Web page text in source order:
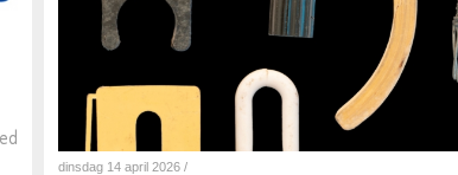
dinsdag 14 april 2026 /